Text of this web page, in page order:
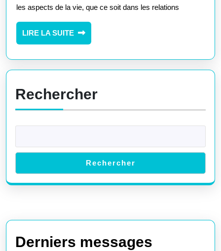
dans
les
les aspects de la vie, que ce soit dans les relations
LIRE LA SUITE
LIRE
LA
Rechercher
Rechercher
Derniers messages